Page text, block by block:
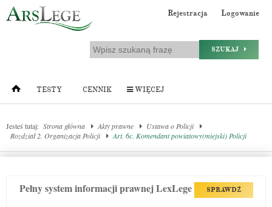
Rejestracja Logowanie
SZUKAJ
TESTY CENNIK WIĘCEJ
Jesteś tutaj: Strona główna Akty prawne
Ustawa o Policji
Rozdział 2. Organizacja Policji
Art. 6c. Komendant powiatowy(miejski) Policji
Pełny system informacji prawnej LexLege SPRAWDŹ